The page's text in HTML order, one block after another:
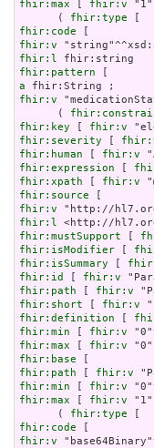
fhir:max [ fhir:v
      (
fhir:type
fhir:code
fhir:v
fhir:l
fhir:pattern
a
fhir:v
      (
fhir:key [ fhir:v
fhir:severity [
fhir:human [ fhir:v
fhir:expression [
fhir:xpath [ fhir:v
fhir:source
fhir:v
fhir:l
fhir:mustSupport [
fhir:isModifier [
fhir:isSummary [
fhir:id
[ fhir:v
fhir:path [ fhir:v
fhir:short [ fhir:v
fhir:definition [
fhir:min [ fhir:v
fhir:max [ fhir:v
fhir:base
fhir:path [ fhir:v
fhir:min [ fhir:v
fhir:max [ fhir:v
      (
fhir:type
fhir:code
fhir:v